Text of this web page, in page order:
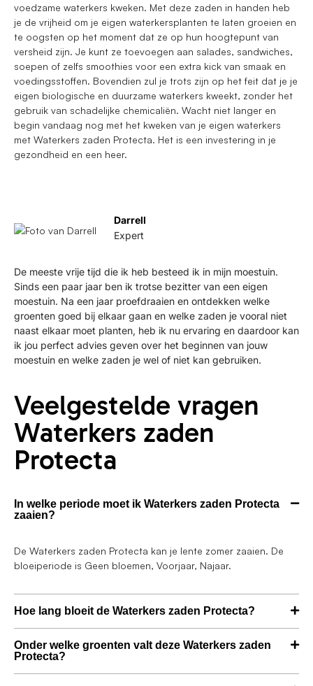
voedzame waterkers kweken. Met deze zaden in handen heb
je de vrijheid om je eigen waterkersplanten te laten groeien en
te oogsten op het moment dat ze op hun hoogtepunt van
versheid zijn. Je kunt ze toevoegen aan salades, sandwiches,
soepen of zelfs smoothies voor een extra kick van smaak en
voedingsstoffen. Bovendien zul je trots zijn op het feit dat je je
eigen biologische en duurzame waterkers kweekt, zonder het
gebruik van schadelijke chemicaliën. Wacht niet langer en
begin vandaag nog met het kweken van je eigen waterkers
met Waterkers zaden Protecta. Het is een investering in je
gezondheid en een heer.
Darrell
Expert
De meeste vrije tijd die ik heb besteed ik in mijn moestuin.
Sinds een paar jaar ben ik trotse bezitter van een eigen
moestuin. Na een jaar proefdraaien en ontdekken welke
groenten goed bij elkaar gaan en welke zaden je vooral niet
naast elkaar moet planten, heb ik nu ervaring en daardoor kan
ik jou perfect advies geven over het beginnen van jouw
moestuin en welke zaden je wel of niet kan gebruiken.
Veelgestelde vragen
Waterkers zaden
Protecta
In welke periode moet ik Waterkers zaden Protecta
zaaien?
De Waterkers zaden Protecta kan je lente zomer zaaien. De
bloeiperiode is Geen bloemen, Voorjaar, Najaar.
Hoe lang bloeit de Waterkers zaden Protecta?
Onder welke groenten valt deze Waterkers zaden
Protecta?